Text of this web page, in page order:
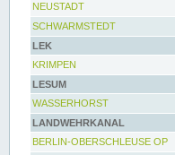
NEUSTADT
SCHWARMSTEDT
LEK
KRIMPEN
LESUM
WASSERHORST
LANDWEHRKANAL
BERLIN-OBERSCHLEUSE OP